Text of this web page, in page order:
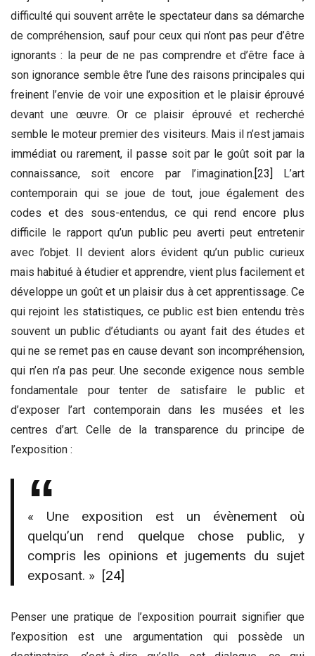
difficulté qui souvent arrête le spectateur dans sa démarche
de compréhension, sauf pour ceux qui n’ont pas peur d’être
ignorants : la peur de ne pas comprendre et d’être face à
son ignorance semble être l’une des raisons principales qui
freinent l’envie de voir une exposition et le plaisir éprouvé
devant une œuvre. Or ce plaisir éprouvé et recherché
semble le moteur premier des visiteurs. Mais il n’est jamais
immédiat ou rarement, il passe soit par le goût soit par la
connaissance, soit encore par l’imagination.[23] L’art
contemporain qui se joue de tout, joue également des
codes et des sous-entendus, ce qui rend encore plus
difficile le rapport qu’un public peu averti peut entretenir
avec l’objet. Il devient alors évident qu’un public curieux
mais habitué à étudier et apprendre, vient plus facilement et
développe un goût et un plaisir dus à cet apprentissage. Ce
qui rejoint les statistiques, ce public est bien entendu très
souvent un public d’étudiants ou ayant fait des études et
qui ne se remet pas en cause devant son incompréhension,
qui n’en n’a pas peur. Une seconde exigence nous semble
fondamentale pour tenter de satisfaire le public et
d’exposer l’art contemporain dans les musées et les
centres d’art. Celle de la transparence du principe de
l’exposition :
« Une exposition est un évènement où
quelqu’un rend quelque chose public, y
compris les opinions et jugements du sujet
exposant. » [24]
Penser une pratique de l’exposition pourrait signifier que
l’exposition est une argumentation qui possède un